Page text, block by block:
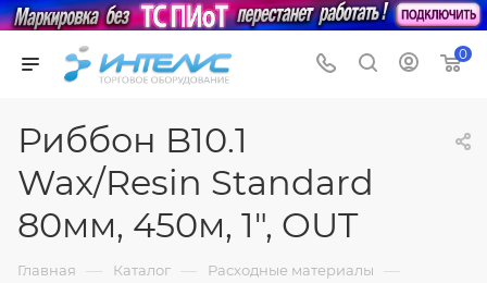
0
Риббон B10.1
Wax/Resin Standard
80мм, 450м, 1", OUT
Главная — Каталог — Расходные материалы —